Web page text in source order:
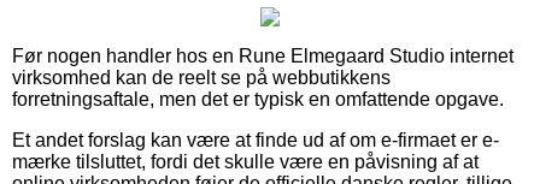
Før nogen handler hos en Rune Elmegaard Studio internet
virksomhed kan de reelt se på webbutikkens
forretningsaftale, men det er typisk en omfattende opgave.
Et andet forslag kan være at finde ud af om e-firmaet er e-
mærke tilsluttet, fordi det skulle være en påvisning af at